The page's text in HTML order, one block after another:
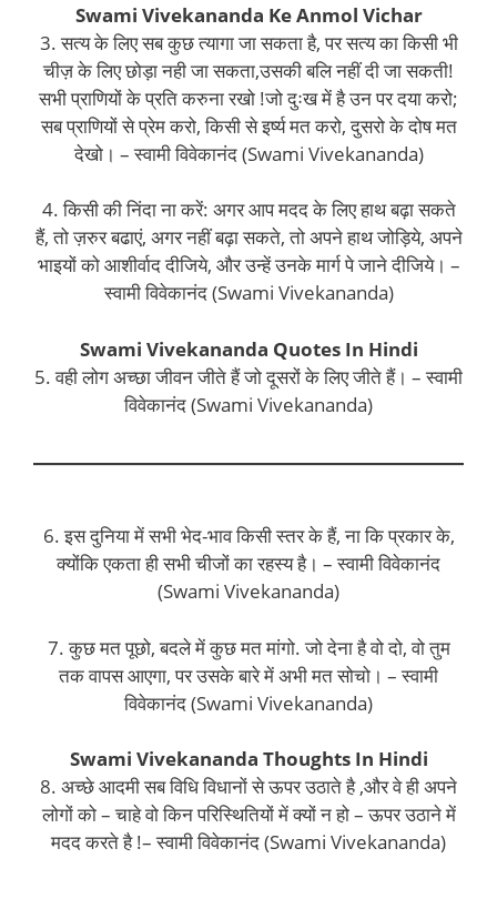
Swami Vivekananda Ke Anmol Vichar
3. सत्य के लिए सब कुछ त्यागा जा सकता है, पर सत्य का किसी भी
चीज़ के लिए छोड़ा नही जा सकता,उसकी बलि नहीं दी जा सकती!
सभी प्राणियों के प्रति करुना रखो !जो दुःख में है उन पर दया करो;
सब प्राणियों से प्रेम करो, किसी से इर्ष्य मत करो, दुसरो के दोष मत
देखो। – स्वामी विवेकानंद (Swami Vivekananda)
4. किसी की निंदा ना करें: अगर आप मदद के लिए हाथ बढ़ा सकते
हैं, तो ज़रुर बढाएं, अगर नहीं बढ़ा सकते, तो अपने हाथ जोड़िये, अपने
भाइयों को आशीर्वाद दीजिये, और उन्हें उनके मार्ग पे जाने दीजिये। –
स्वामी विवेकानंद (Swami Vivekananda)
Swami Vivekananda Quotes In Hindi
5. वही लोग अच्छा जीवन जीते हैं जो दूसरों के लिए जीते हैं। – स्वामी
विवेकानंद (Swami Vivekananda)
6. इस दुनिया में सभी भेद-भाव किसी स्तर के हैं, ना कि प्रकार के,
क्योंकि एकता ही सभी चीजों का रहस्य है। – स्वामी विवेकानंद
(Swami Vivekananda)
7. कुछ मत पूछो, बदले में कुछ मत मांगो. जो देना है वो दो, वो तुम
तक वापस आएगा, पर उसके बारे में अभी मत सोचो। – स्वामी
विवेकानंद (Swami Vivekananda)
Swami Vivekananda Thoughts In Hindi
8. अच्छे आदमी सब विधि विधानों से ऊपर उठाते है ,और वे ही अपने
लोगों को – चाहे वो किन परिस्थितियों में क्यों न हो – ऊपर उठाने में
मदद करते है !– स्वामी विवेकानंद (Swami Vivekananda)